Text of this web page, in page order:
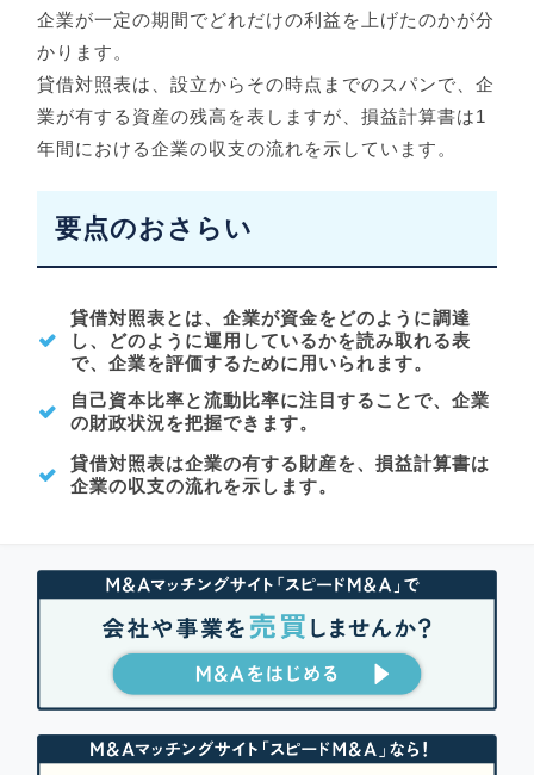
企業が一定の期間でどれだけの利益を上げたのかが分
かります。
貸借対照表は、設立からその時点までのスパンで、企
業が有する資産の残高を表しますが、損益計算書は1
年間における企業の収支の流れを示しています。
要点のおさらい
貸借対照表とは、企業が資金をどのように調達
し、どのように運用しているかを読み取れる表
で、企業を評価するために用いられます。
自己資本比率と流動比率に注目することで、企業
の財政状況を把握できます。
貸借対照表は企業の有する財産を、損益計算書は
企業の収支の流れを示します。